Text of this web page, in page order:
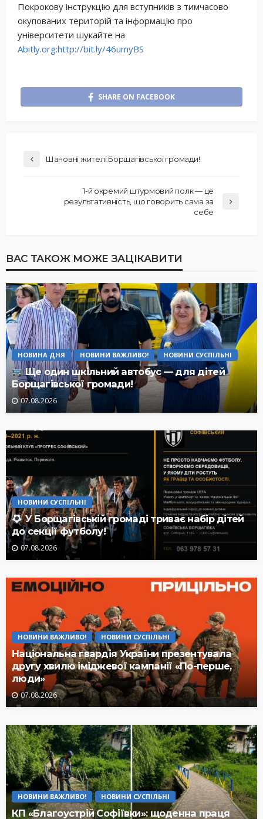
Покрокову інструкцію для вступників з тимчасово
окупованих територій та інформацію про
університети шукайте на
Abitly.org:http://bit.ly/46umyBS
SHARE ON FACEBOOK
Шановні жителі Борщагівської громади!
1-й окремий штурмовий полк — це
результативність, що говорить сама за
себе
ВАС ТАКОЖ МОЖЕ ЗАЦІКАВИТИ
НОВИНА ДНЯ НОВИНИ ВАЖЛИВО! НОВИНИ СУСПІЛЬНІ
Ще один шкільний автобус — для дітей
Борщагівської громади!
07.08.2026
НОВИНИ СУСПІЛЬНІ
У Борщагівській громаді триває набір дітей
до секції футболу!
07.08.2026
НОВИНИ ВАЖЛИВО! НОВИНИ СУСПІЛЬНІ
Національна гвардія України презентувала
другу хвилю іміджевої кампанії «По-перше,
люди»
07.08.2026
НОВИНИ ВАЖЛИВО! НОВИНИ СУСПІЛЬНІ
КП «Благоустрій Софіївки»: щоденна праця